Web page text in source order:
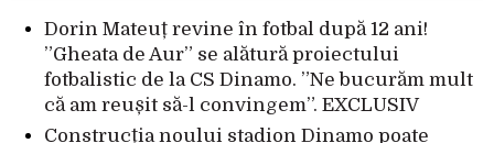
Dorin Mateuț revine în fotbal după 12 ani!
”Gheata de Aur” se alătură proiectului
fotbalistic de la CS Dinamo. ”Ne bucurăm mult
că am reușit să-l convingem”. EXCLUSIV
Construcția noului stadion Dinamo poate